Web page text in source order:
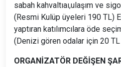
sabah kahvaltıaı,ulaşım ve
(Resmi Kulüp üyeleri 190 TL)
yaptıran katılımcılara öde
(Denizi gören odalar için 20 TL
ORGANİZATÖR DEĞİŞEN